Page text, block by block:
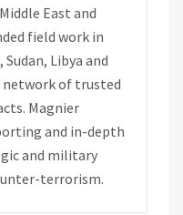
East and
field work in
Libya and
network of trusted
Magnier
and in-depth
and military
terrorism.